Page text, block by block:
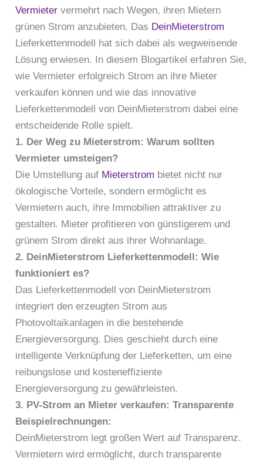
Vermieter vermehrt nach Wegen, ihren Mietern
grünen Strom anzubieten. Das DeinMieterstrom
Lieferkettenmodell hat sich dabei als wegweisende
Lösung erwiesen. In diesem Blogartikel erfahren Sie,
wie Vermieter erfolgreich Strom an ihre Mieter
verkaufen können und wie das innovative
Lieferkettenmodell von DeinMieterstrom dabei eine
entscheidende Rolle spielt.
1. Der Weg zu Mieterstrom: Warum sollten
Vermieter umsteigen?
Die Umstellung auf Mieterstrom bietet nicht nur
ökologische Vorteile, sondern ermöglicht es
Vermietern auch, ihre Immobilien attraktiver zu
gestalten. Mieter profitieren von günstigerem und
grünem Strom direkt aus ihrer Wohnanlage.
2. DeinMieterstrom Lieferkettenmodell: Wie
funktioniert es?
Das Lieferkettenmodell von DeinMieterstrom
integriert den erzeugten Strom aus
Photovoltaikanlagen in die bestehende
Energieversorgung. Dies geschieht durch eine
intelligente Verknüpfung der Lieferketten, um eine
reibungslose und kosteneffiziente
Energieversorgung zu gewährleisten.
3. PV-Strom an Mieter verkaufen: Transparente
Beispielrechnungen:
DeinMieterstrom legt großen Wert auf Transparenz.
Vermietern wird ermöglicht, durch transparente